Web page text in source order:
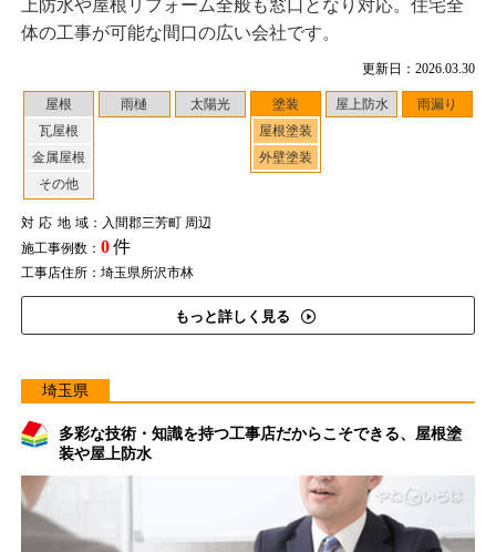
更新日：2026.03.30
屋根
瓦屋根
金属屋根
その他
雨樋 太陽光
塗装
屋根塗装
外壁塗装
屋上防水 雨漏り
対応地域：入間郡三芳町 周辺
施工事例数： 0件
工事店住所：埼玉県所沢市林
もっと詳しく見る
上防水や屋根リフォーム全般も窓口となり対応。住宅全
体の工事が可能な間口の広い会社です。
埼玉県
多彩な技術・知識を持つ工事店だからこそできる、屋根塗
装や屋上防水